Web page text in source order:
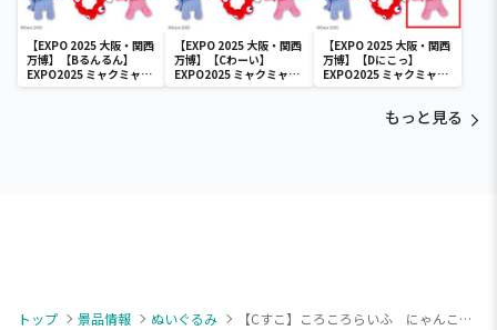
【EXPO 2025 大阪・関西
万博】【Bるんるん】
EXPO2025 ミャクミャク
カラフルゴム紐付きぬい
【EXPO 2025 大阪・関西
万博】【Cわーい】
EXPO2025 ミャクミャク
カラフルゴム紐付きぬい
【EXPO 2025 大阪・関西
万博】【Dにこっ】
EXPO2025 ミャクミャク
カラフルゴム紐付きぬい
もっと見る
トップ 景品情報 ぬいぐるみ 【Cすこ】ころころらいふ にゃんこ びっぐ